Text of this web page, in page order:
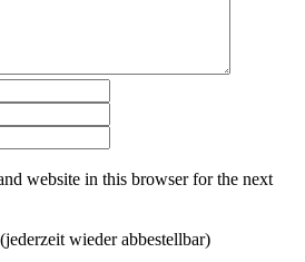
website in this browser for the next
wieder abbestellbar)